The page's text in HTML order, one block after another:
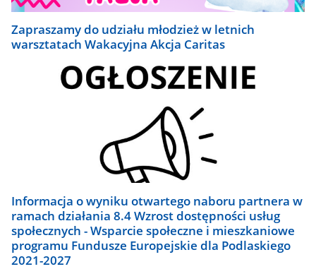
Zapraszamy do udziału młodzież w letnich
warsztatach Wakacyjna Akcja Caritas
Informacja o wyniku otwartego naboru partnera w
ramach działania 8.4 Wzrost dostępności usług
społecznych - Wsparcie społeczne i mieszkaniowe
programu Fundusze Europejskie dla Podlaskiego
2021-2027